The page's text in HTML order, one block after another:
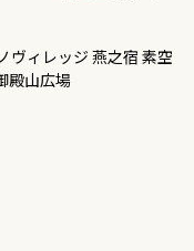
ヴィレッジ 燕之宿 素空
殿山広場